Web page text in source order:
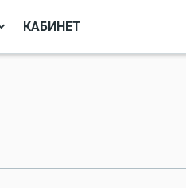
КАБИНЕТ